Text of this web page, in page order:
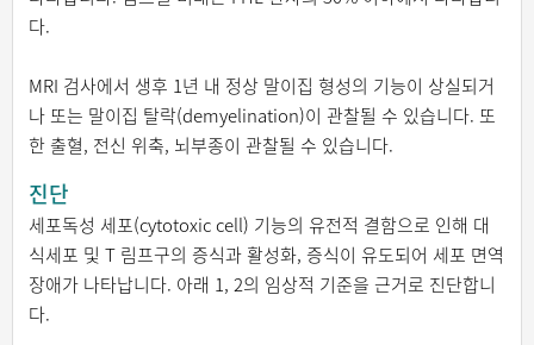
다.
MRI 검사에서 생후 1년 내 정상 말이집 형성의 기능이 상실되거
나 또는 말이집 탈락(demyelination)이 관찰될 수 있습니다. 또
한 출혈, 전신 위축, 뇌부종이 관찰될 수 있습니다.
진단
세포독성 세포(cytotoxic cell) 기능의 유전적 결함으로 인해 대
식세포 및 T 림프구의 증식과 활성화, 증식이 유도되어 세포 면역
장애가 나타납니다. 아래 1, 2의 임상적 기준을 근거로 진단합니
다.